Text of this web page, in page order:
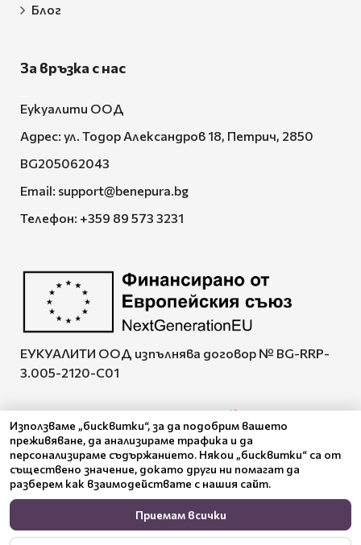
Блог
За връзка с нас
Еукуалити ООД
Адрес: ул. Тодор Александров 18, Петрич, 2850
BG205062043
Email: support@benepura.bg
Телефон: +359 89 573 3231
ЕУКУАЛИТИ ООД изпълнява договор № BG-RRP-
3.005-2120-C01
Pazaruvaj - Надежден
помощник за покупки
Използваме „бисквитки“, за да подобрим вашето
преживяване, да анализираме трафика и да
персонализираме съдържанието. Някои „бисквитки“ са от
съществено значение, докато други ни помагат да
разберем как взаимодействате с нашия сайт.
Приемам всички